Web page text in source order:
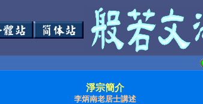
淨宗簡介
李炳南老居士講述